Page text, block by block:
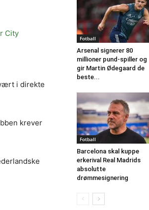
City
i direkte
krever
Fotball
Arsenal signerer 80
millioner pund-spiller og
gir Martin Ødegaard de
beste...
Fotball
Barcelona skal kuppe
erkerival Real Madrids
absolutte
drømmesignering